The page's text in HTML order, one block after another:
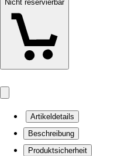
Nicht reservierbar
Artikeldetails
Beschreibung
Produktsicherheit